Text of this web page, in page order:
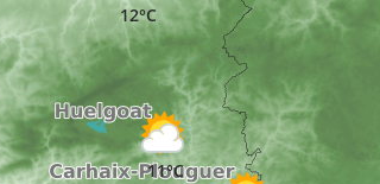
11°C
12°C